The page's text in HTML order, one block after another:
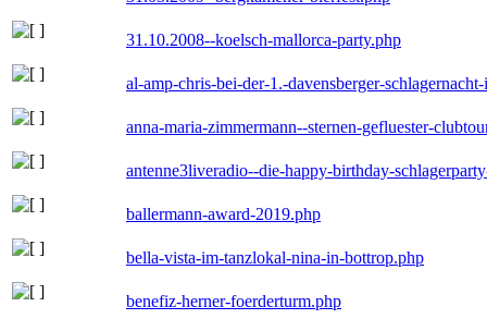
31.10.2008--koelsch-mallorca-party.php
al-amp-chris-bei-der-1.-davensberger-
anna-maria-zimmermann--sternen-gefluester-
antenne3liveradio--die-happy-birthday-
ballermann-award-2019.php
bella-vista-im-tanzlokal-nina-in-bottrop.php
benefiz-herner-foerderturm.php